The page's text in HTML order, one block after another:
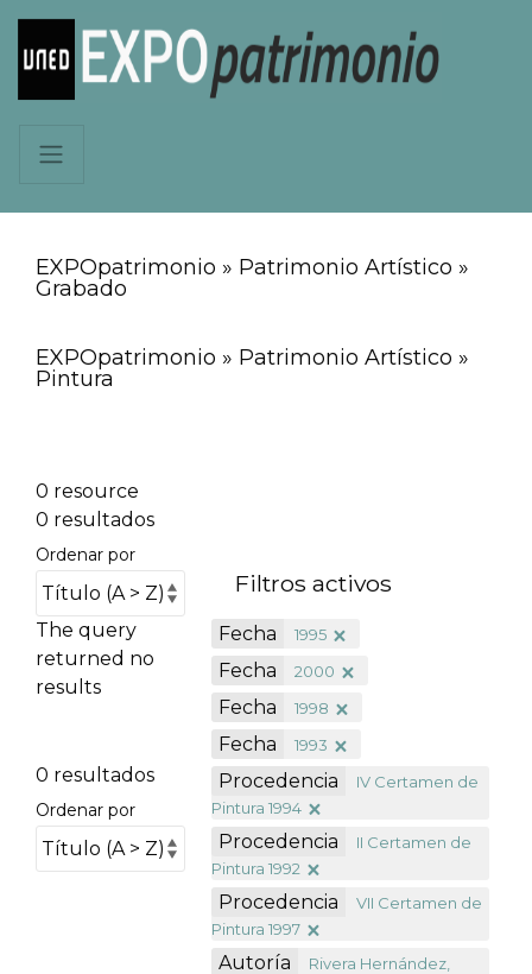
EXPOpatrimonio » Patrimonio Artístico »
Grabado
EXPOpatrimonio » Patrimonio Artístico »
Pintura
0 resource
0 resultados
Ordenar por
The query
returned no
results
0 resultados
Ordenar por
Filtros activos
Fecha 1995
Fecha 2000
Fecha 1998
Fecha 1993
Procedencia
IV Certamen de
Pintura 1994
Procedencia
II Certamen de
Pintura 1992
Procedencia
VII Certamen de
Pintura 1997
Autoría
Rivera Hernández,